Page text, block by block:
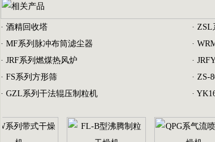
· 酒精回收塔 · ZSL
· MF系列脉冲布筒滤尘器 ·
· JRF系列燃煤热风炉 ·
· FS系列方形筛 · ZS-
· GZL系列干法辊压制粒机 ·